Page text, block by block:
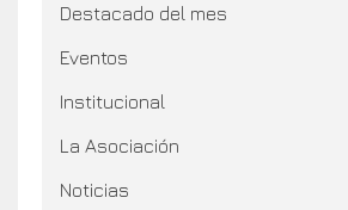
Destacado del mes
Eventos
Institucional
La Asociación
Noticias